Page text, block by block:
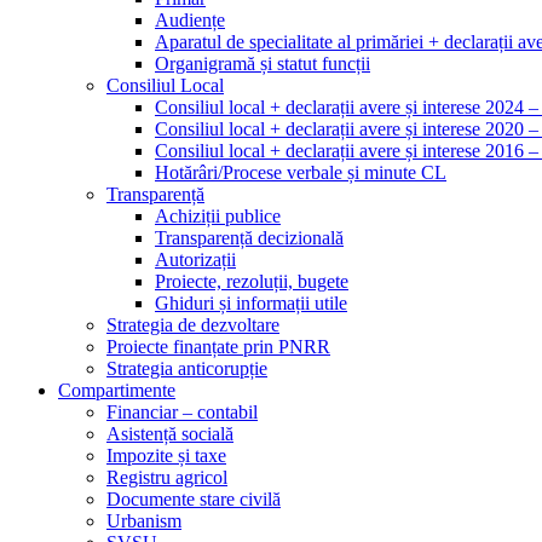
Audiențe
Aparatul de specialitate al primăriei + declarații
Organigramă și statut funcții
Consiliul Local
Consiliul local + declarații avere și interese 2024
Consiliul local + declarații avere și interese 2020
Consiliul local + declarații avere și interese 2016
Hotărâri/Procese verbale și minute CL
Transparență
Achiziții publice
Transparență decizională
Autorizații
Proiecte, rezoluții, bugete
Ghiduri și informații utile
Strategia de dezvoltare
Proiecte finanțate prin PNRR
Strategia anticorupție
Compartimente
Financiar – contabil
Asistență socială
Impozite și taxe
Registru agricol
Documente stare civilă
Urbanism